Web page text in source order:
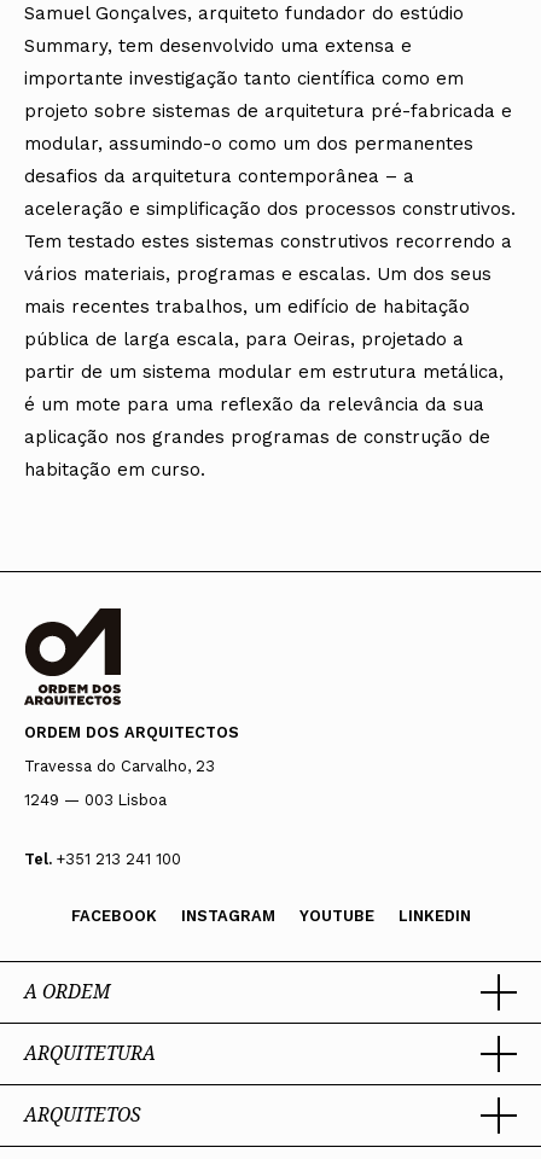
Samuel Gonçalves, arquiteto fundador do estúdio
Summary, tem desenvolvido uma extensa e
importante investigação tanto científica como em
projeto sobre sistemas de arquitetura pré-fabricada e
modular, assumindo-o como um dos permanentes
desafios da arquitetura contemporânea – a
aceleração e simplificação dos processos construtivos.
Tem testado estes sistemas construtivos recorrendo a
vários materiais, programas e escalas. Um dos seus
mais recentes trabalhos, um edifício de habitação
pública de larga escala, para Oeiras, projetado a
partir de um sistema modular em estrutura metálica,
é um mote para uma reflexão da relevância da sua
aplicação nos grandes programas de construção de
habitação em curso.
ORDEM DOS ARQUITECTOS
Travessa do Carvalho, 23
1249 — 003 Lisboa
Tel. +351 213 241 100
FACEBOOK INSTAGRAM YOUTUBE LINKEDIN
A ORDEM
Ordem dos Arquitectos
Sobre a OA
Legado
ARQUITETURA
Trabalhar com Arquiteto
Porquê um Arquiteto
ARQUITETOS